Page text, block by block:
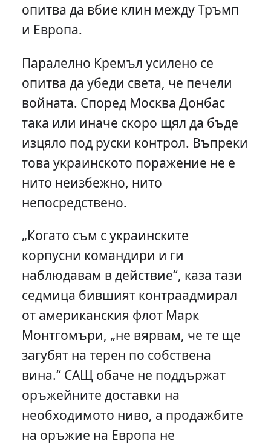
опитва да вбие клин между Тръмп
и Европа.
Паралелно Кремъл усилено се
опитва да убеди света, че печели
войната. Според Москва Донбас
така или иначе скоро щял да бъде
изцяло под руски контрол. Въпреки
това украинското поражение не е
нито неизбежно, нито
непосредствено.
„Когато съм с украинските
корпусни командири и ги
наблюдавам в действие“, каза тази
седмица бившият контраадмирал
от американския флот Марк
Монтгомъри, „не вярвам, че те ще
загубят на терен по собствена
вина.“ САЩ обаче не поддържат
оръжейните доставки на
необходимото ниво, а продажбите
на оръжие на Европа не